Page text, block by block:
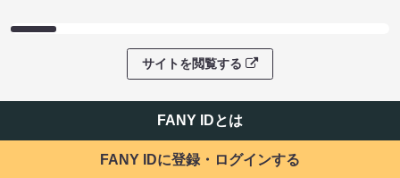
サイトを閲覧する
FANY IDとは
FANY IDに登録・ログインする